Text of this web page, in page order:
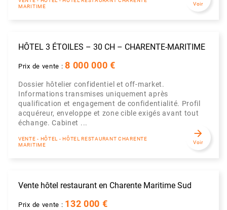
MARITIME
Voir
HÔTEL 3 ÉTOILES – 30 CH – CHARENTE-MARITIME
Prix de vente :8 000 000 €
Dossier hôtelier confidentiel et off-market.
Informations transmises uniquement après
qualification et engagement de confidentialité. Profil
acquéreur, enveloppe et zone cible exigés avant tout
échange. Cabinet ...
VENTE - HÔTEL - HÔTEL RESTAURANT CHARENTE
MARITIME
arrow_forward
Voir
Vente hôtel restaurant en Charente Maritime Sud
Prix de vente : 132 000 €